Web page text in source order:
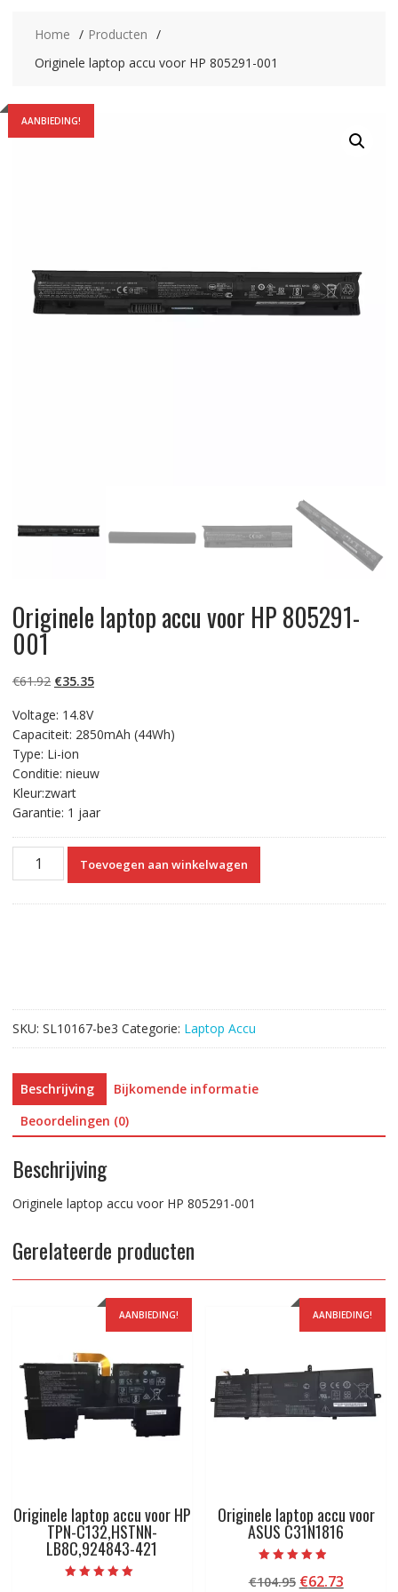
Home
Producten
Originele laptop accu voor HP 805291-001
AANBIEDING!
Originele laptop accu voor HP 805291-
001
€61.92 Oorspronkelijke
was:
€61.92.
€35.35Huidige
is:
€35.35.
Voltage: 14.8V
Capaciteit: 2850mAh (44Wh)
Type: Li-ion
Conditie: nieuw
Kleur:zwart
Garantie: 1 jaar
Originele
laptop
Toevoegen aan winkelwagen
SKU: SL10167-be3 Categorie: Laptop Accu
Beschrijving
Bijkomende informatie
Beoordelingen (0)
Beschrijving
Originele laptop accu voor HP 805291-001
Gerelateerde producten
AANBIEDING!
Originele laptop accu voor HP
TPN-C132,HSTNN-
LB8C,924843-421
AANBIEDING!
Originele laptop accu voor
ASUS C31N1816
met
€104.95 €62.73Huidige